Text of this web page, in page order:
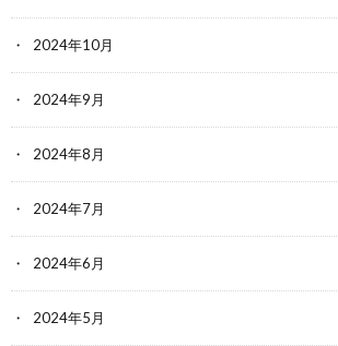
2024年10月
2024年9月
2024年8月
2024年7月
2024年6月
2024年5月